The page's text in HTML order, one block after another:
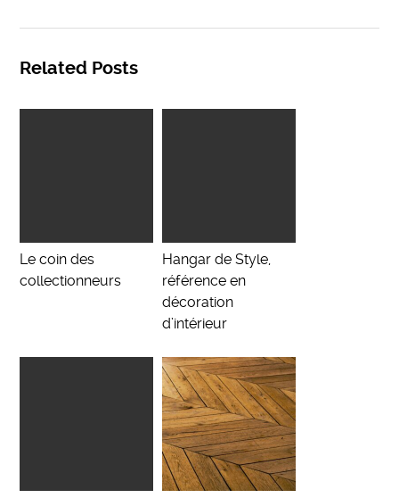
Related Posts
Le coin des
collectionneurs
Hangar de Style,
référence en
décoration
d’intérieur